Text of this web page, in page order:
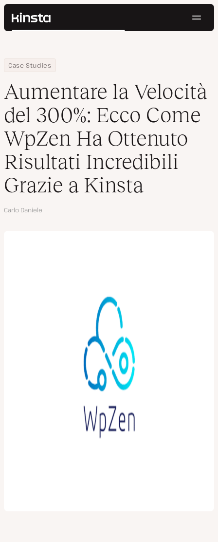
Kinsta®
Prezzi
Contatti
Cerca
Home
Azienda
Case Studies
Aumentare la Velocità del 300%: Ecco Come WpZen Ha
Aumentare la Velocità
del 300%: Ecco Come
WpZen Ha Ottenuto
Risultati Incredibili
Grazie a Kinsta
Autore
Carlo Daniele